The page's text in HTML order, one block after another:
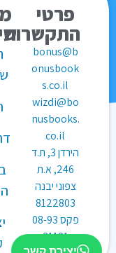
פרטי
התקשרות
bonus@b
onusbook
s.co.il
wizdi@bo
nusbooks.
co.il
הירדן 3, ת.ד
246, א.ת
צפוני יבנה
8122803
פקס08-93
31181